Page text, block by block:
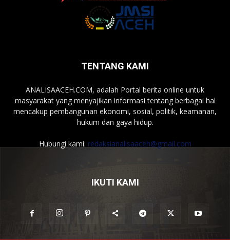
TENTANG KAMI
ANALISAACEH.COM, adalah Portal berita online untuk
masyarakat yang menyajikan informasi tentang berbagai hal
mencakup pembangunan ekonomi, sosial, politik, keamanan,
hukum dan gaya hidup.
Hubungi kami: redaksianalisaaceh@gmail.com
IKUTI KAMI